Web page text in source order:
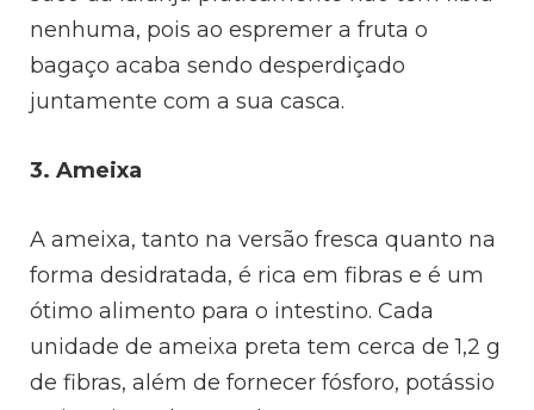
nenhuma, pois ao espremer a fruta o
bagaço acaba sendo desperdiçado
juntamente com a sua casca.
3. Ameixa
A ameixa, tanto na versão fresca quanto na
forma desidratada, é rica em fibras e é um
ótimo alimento para o intestino. Cada
unidade de ameixa preta tem cerca de 1,2 g
de fibras, além de fornecer fósforo, potássio